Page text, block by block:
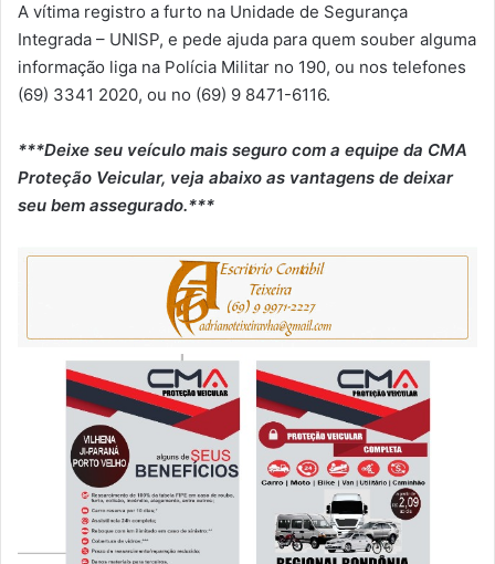
A vítima registro a furto na Unidade de Segurança
Integrada – UNISP, e pede ajuda para quem souber alguma
informação liga na Polícia Militar no 190, ou nos telefones
(69) 3341 2020, ou no (69) 9 8471-6116.
***Deixe seu veículo mais seguro com a equipe da CMA
Proteção Veicular, veja abaixo as vantagens de deixar
seu bem assegurado.***